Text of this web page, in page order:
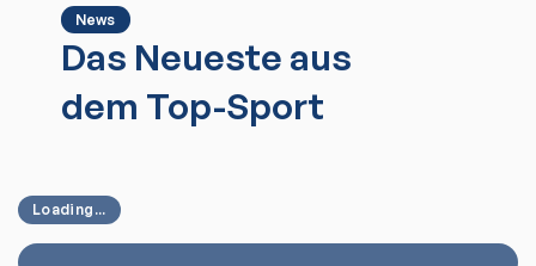
News
Das Neueste aus
dem Top-Sport
Loading...